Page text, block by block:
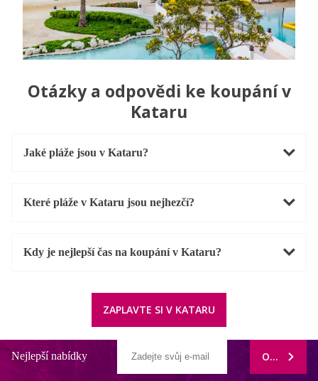
Otázky a odpovědi ke koupání v
Kataru
Jaké pláže jsou v Kataru?
Které pláže v Kataru jsou nejhezčí?
Kdy je nejlepší čas na koupání v Kataru?
ZAPLAVTE SI V KATARU
Nejlepší nabídky ODEBÍRAT